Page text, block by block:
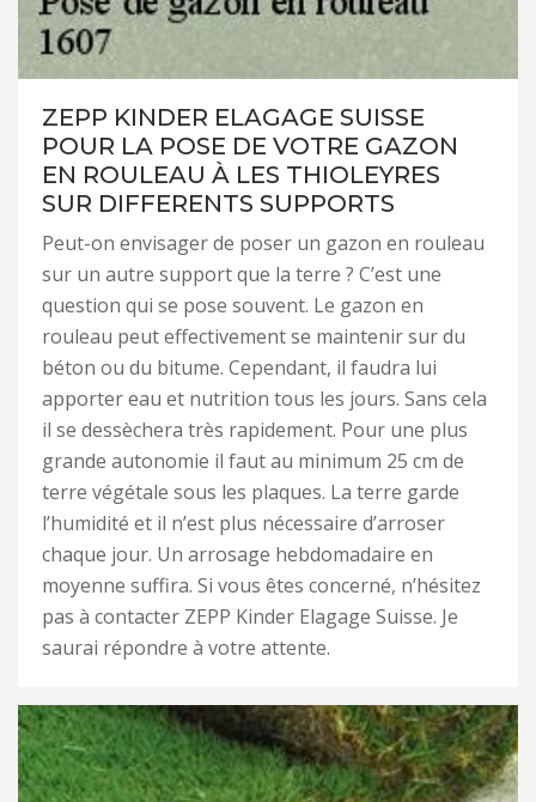
ZEPP KINDER ELAGAGE SUISSE
POUR LA POSE DE VOTRE GAZON
EN ROULEAU À LES THIOLEYRES
SUR DIFFERENTS SUPPORTS
Peut-on envisager de poser un gazon en rouleau
sur un autre support que la terre ? C’est une
question qui se pose souvent. Le gazon en
rouleau peut effectivement se maintenir sur du
béton ou du bitume. Cependant, il faudra lui
apporter eau et nutrition tous les jours. Sans cela
il se dessèchera très rapidement. Pour une plus
grande autonomie il faut au minimum 25 cm de
terre végétale sous les plaques. La terre garde
l’humidité et il n’est plus nécessaire d’arroser
chaque jour. Un arrosage hebdomadaire en
moyenne suffira. Si vous êtes concerné, n’hésitez
pas à contacter ZEPP Kinder Elagage Suisse. Je
saurai répondre à votre attente.